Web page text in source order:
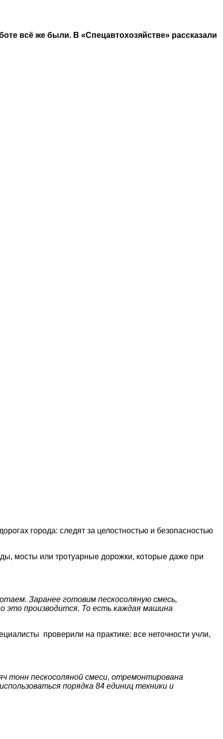
всё же были. В «Спецавтохозяйстве» рассказали
города: следят за целостностью и безопасностью
мосты или тротуарные дорожки, которые даже при
Заранее готовим пескосоляную смесь,
производится. То есть каждая машина
проверили на практике: все неточности учли,
тонн пескосоляной смеси, отремонтирована
порядка 84 единиц техники и